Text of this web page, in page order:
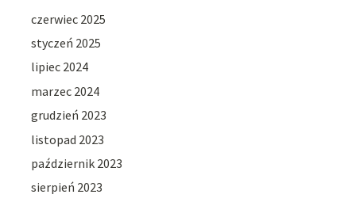
czerwiec 2025
styczeń 2025
lipiec 2024
marzec 2024
grudzień 2023
listopad 2023
październik 2023
sierpień 2023